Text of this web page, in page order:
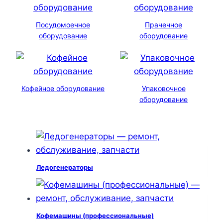
Посудомоечное
оборудование
Прачечное
оборудование
Кофейное оборудование
Упаковочное
оборудование
Ледогенераторы
Кофемашины (профессиональные)